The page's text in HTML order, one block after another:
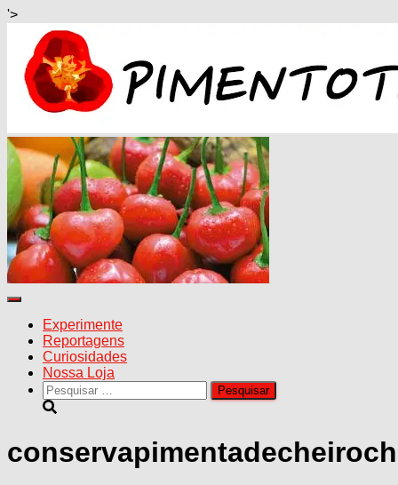
'>
Alternar
navegaçãoExperimente
Reportagens
Curiosidades
Nossa Loja
Pesquisar
por: